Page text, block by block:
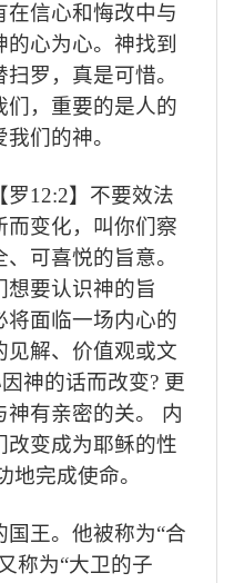
在信心和悔改中与
心为心。神找到
罗，真是可惜。
们，重要的是人的
们的神。
罗12:2】不要效法
而变化，叫你们察
可喜悦的旨意。
想要认识神的旨
将面临一场内心的
见解、价值观或文
神的话而改变? 更
有亲密的关。
内
改变成为耶稣的性
地完成使命。
国王。他被称为“合
称为“大卫的子